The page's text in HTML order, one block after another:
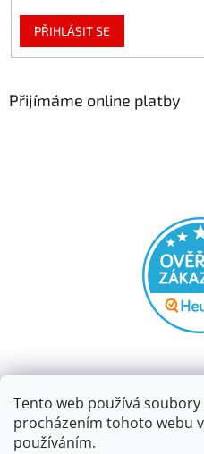
Tento web používá soubory
procházením tohoto webu
používáním.
PŘIHLÁSIT SE
Přijímáme online platby